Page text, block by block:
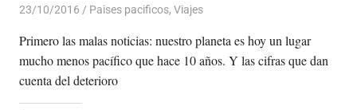
23/10/2016 Luis Castellanos
Paises pacificos, Viajes
Primero las malas noticias: nuestro planeta es hoy un lugar
mucho menos pacífico que hace 10 años. Y las cifras que dan
cuenta del deterioro